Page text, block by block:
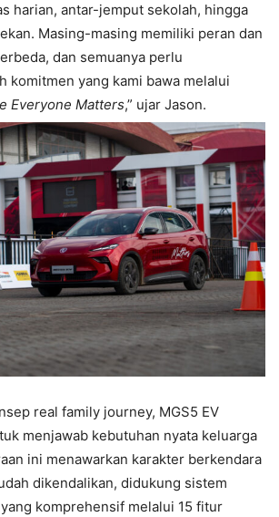
harian, antar-jemput sekolah, hingga
Masing-masing memiliki peran dan
dan semuanya perlu
komitmen yang kami bawa melalui
Everyone Matters,” ujar Jason.
real family journey, MGS5 EV
menjawab kebutuhan nyata keluarga
ini menawarkan karakter berkendara
dikendalikan, didukung sistem
komprehensif melalui 15 fitur